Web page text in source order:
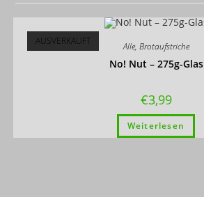
AUSVERKAUFT Alle, Brotaufstriche
No! Nut – 275g-Glas
€3,99
Weiterlesen